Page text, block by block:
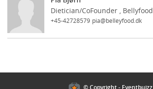
Dietician/CoFounder , Bellyfood
+45-42728579 pia@belleyfood.dk
© Copyright - Eventbuizz